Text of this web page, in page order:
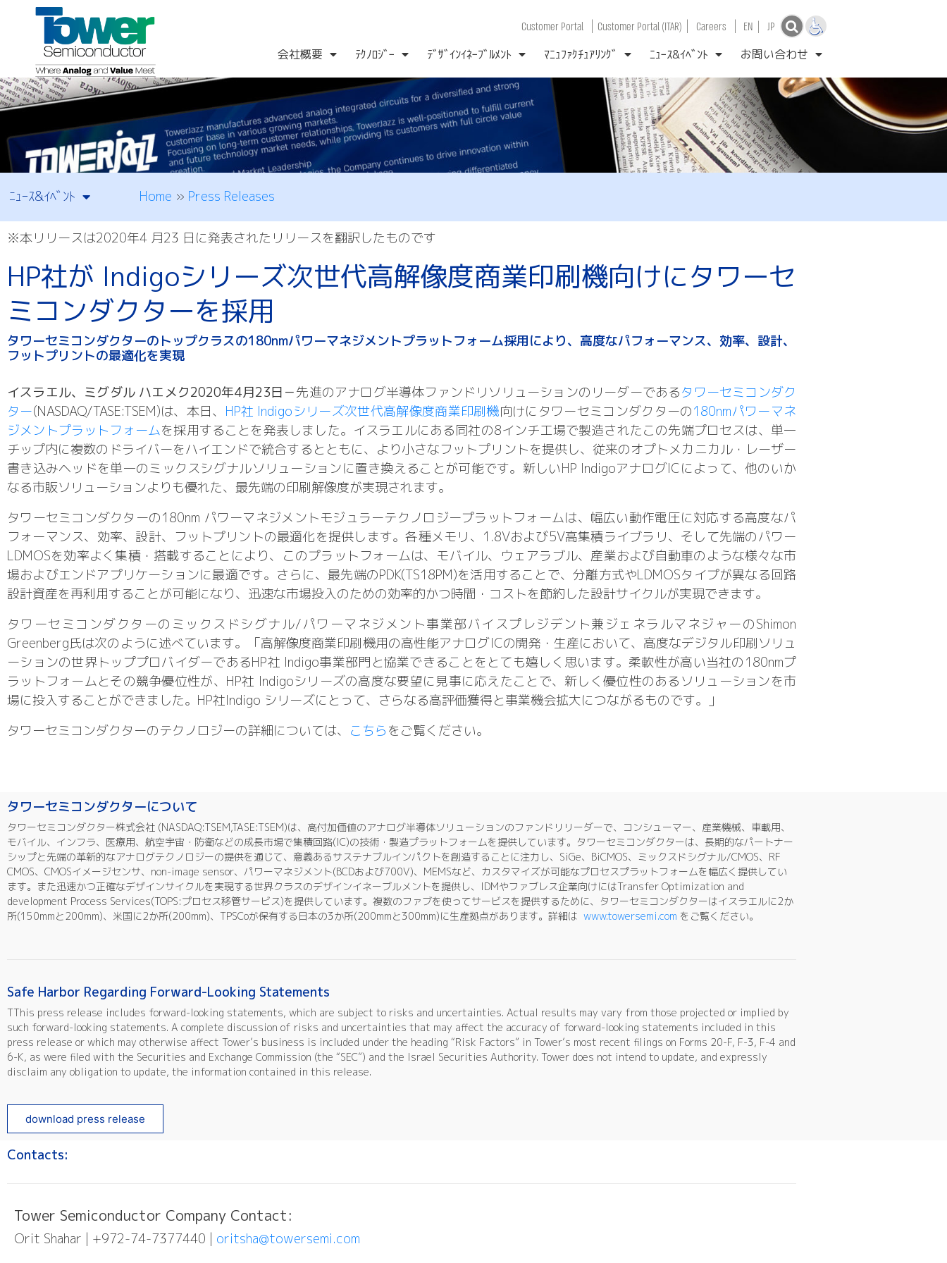
Customer Portal| Customer Portal (ITAR) | Careers | EN | JP
会社概要 ﾃｸﾉﾛｼﾞｰ ﾃﾞｻﾞｲﾝｲﾈｰﾌﾞﾙﾒﾝﾄ ﾏﾆｭﾌｧｸﾁｭｱﾘﾝｸﾞ ﾆｭｰｽ&ｲﾍﾞﾝﾄ お問い合わせ
ﾆｭｰｽ&ｲﾍﾞﾝﾄ Home » Press Releases
※本リリースは2020年4 月23 日に発表されたリリースを翻訳したものです
HP社が Indigoシリーズ次世代高解像度商業印刷機向けにタワーセ
ミコンダクターを採用
タワーセミコンダクターのトップクラスの180nmパワーマネジメントプラットフォーム採用により、高度なパフォーマンス、効率、設計、
フットプリントの最適化を実現
イスラエル、ミグダル ハエメク2020年4月23日－先進のアナログ半導体ファンドリソリューションのリーダーであるタワーセミコンダク
ター(NASDAQ/TASE:TSEM)は、本日、 HP社 Indigoシリーズ次世代高解像度商業印刷機向けにタワーセミコンダクターの180nmパワーマネ
ジメントプラットフォームを採用することを発表しました。イスラエルにある同社の8インチ工場で製造されたこの先端プロセスは、単一
チップ内に複数のドライバーをハイエンドで統合するとともに、より小さなフットプリントを提供し、従来のオプトメカニカル・レーザー
書き込みヘッドを単一のミックスシグナルソリューションに置き換えることが可能です。新しいHP IndigoアナログICによって、他のいか
なる市販ソリューションよりも優れた、最先端の印刷解像度が実現されます。
タワーセミコンダクターの180nm パワーマネジメントモジュラーテクノロジープラットフォームは、幅広い動作電圧に対応する高度なパ
フォーマンス、効率、設計、フットプリントの最適化を提供します。各種メモリ、1.8Vおよび5V高集積ライブラリ、そして先端のパワー
LDMOSを効率よく集積・搭載することにより、このプラットフォームは、モバイル、ウェアラブル、産業および自動車のような様々な市
場およびエンドアプリケーションに最適です。さらに、最先端のPDK(TS18PM)を活用することで、分離方式やLDMOSタイプが異なる回路
設計資産を再利用することが可能になり、迅速な市場投入のための効率的かつ時間・コストを節約した設計サイクルが実現できます。
タワーセミコンダクターのミックスドシグナル/パワーマネジメント事業部バイスプレジデント兼ジェネラルマネジャーのShimon
Greenberg氏は次のように述べています。「高解像度商業印刷機用の高性能アナログICの開発・生産において、高度なデジタル印刷ソリュ
ーションの世界トッププロバイダーであるHP社 Indigo事業部門と協業できることをとても嬉しく思います。柔軟性が高い当社の180nmプ
ラットフォームとその競争優位性が、HP社 Indigoシリーズの高度な要望に見事に応えたことで、新しく優位性のあるソリューションを市
場に投入することができました。HP社Indigo シリーズにとって、さらなる高評価獲得と事業機会拡大につながるものです。」
タワーセミコンダクターのテクノロジーの詳細については、 こちら をご覧ください。
タワーセミコンダクターについて
タワーセミコンダクター株式会社 (NASDAQ:TSEM,TASE:TSEM)は、高付加価値のアナログ半導体ソリューションのファンドリリーダーで、コンシューマー、産業機械、車載用、
モバイル、インフラ、医療用、航空宇宙・防衛などの成長市場で集積回路(IC)の技術・製造プラットフォームを提供しています。タワーセミコンダクターは、長期的なパートナー
シップと先端の革新的なアナログテクノロジーの提供を通じて、意義あるサステナブルインパクトを創造することに注力し、SiGe、BiCMOS、ミックスドシグナル/CMOS、RF
CMOS、CMOSイメージセンサ、non-image sensor、パワーマネジメント(BCDおよび700V)、MEMSなど、カスタマイズが可能なプロセスプラットフォームを幅広く提供してい
ます。また迅速かつ正確なデザインサイクルを実現する世界クラスのデザインイネーブルメントを提供し、IDMやファブレス企業向けにはTransfer Optimization and
development Process Services(TOPS:プロセス移管サービス)を提供しています。複数のファブを使ってサービスを提供するために、タワーセミコンダクターはイスラエルに2か
所(150mmと200mm)、米国に2か所(200mm)、TPSCoが保有する日本の3か所(200mmと300mm)に生産拠点があります。詳細は www.towersemi.com をご覧ください。
Safe Harbor Regarding Forward-Looking Statements
TThis press release includes forward-looking statements, which are subject to risks and uncertainties. Actual results may vary from those projected or implied by
such forward-looking statements. A complete discussion of risks and uncertainties that may affect the accuracy of forward-looking statements included in this
press release or which may otherwise affect Tower’s business is included under the heading “Risk Factors” in Tower’s most recent filings on Forms 20-F, F-3, F-4 and
6-K, as were filed with the Securities and Exchange Commission (the “SEC”) and the Israel Securities Authority. Tower does not intend to update, and expressly
disclaim any obligation to update, the information contained in this release.
download press release
Contacts:
Tower Semiconductor Company Contact:
Orit Shahar | +972-74-7377440 | oritsha@towersemi.com